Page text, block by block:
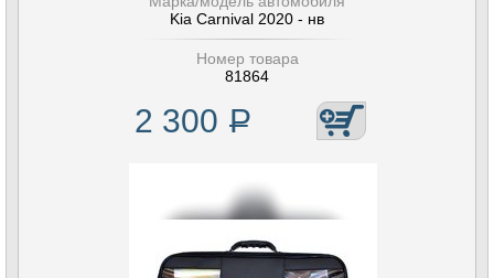
Kia Carnival 2020 - нв
Номер товара
81864
2 300 Р